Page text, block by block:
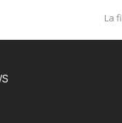
La